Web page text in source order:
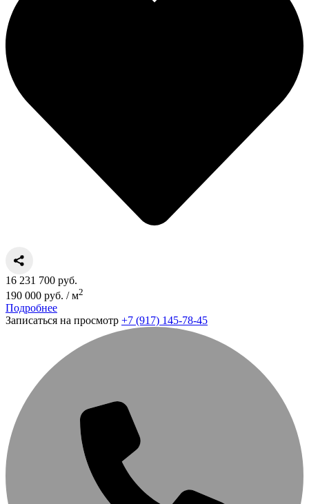
16 231 700 руб.
190 000 руб. / м2
Подробнее
Записаться на просмотр +7 (917) 145-78-45